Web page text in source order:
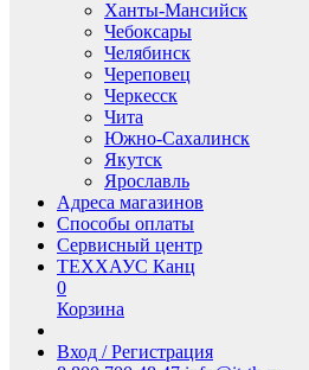
Ханты-Мансийск
Чебоксары
Челябинск
Череповец
Черкесск
Чита
Южно-Сахалинск
Якутск
Ярославль
Адреса магазинов
Способы оплаты
Сервисный центр
ТЕХХАУС Канц
0
Корзина
Вход / Регистрация